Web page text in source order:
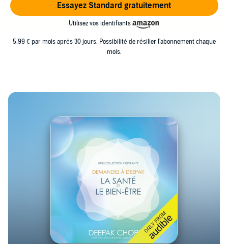
Essayez Standard gratuitement
Utilisez vos identifiants
5,99 € par mois après 30 jours. Possibilité de résilier l'abonnement chaque
mois.